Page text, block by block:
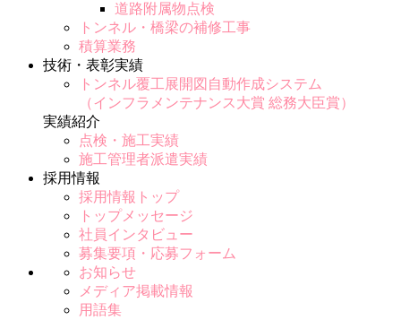
道路附属物点検
トンネル・橋梁の補修工事
積算業務
技術・表彰実績
トンネル覆工展開図自動作成システム
（インフラメンテナンス大賞 総務大臣賞）
実績紹介
点検・施工実績
施工管理者派遣実績
採用情報
採用情報トップ
トップメッセージ
社員インタビュー
募集要項・応募フォーム
お知らせ
メディア掲載情報
用語集